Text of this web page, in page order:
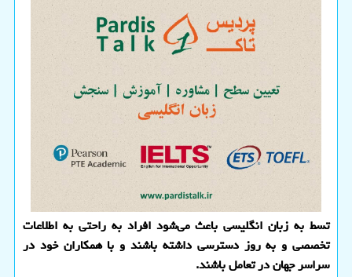
تسط به زبان انگلیسی باعث می‌شود افراد به راحتی به اطلاعات
تخصصی و به روز دسترسی داشته باشند و با همکاران خود در
سراسر جهان در تعامل باشند.